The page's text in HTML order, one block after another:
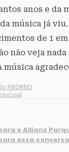
anos e da
música já viu.
de 1
não veja
música
RBDRBD
Email
o Allianz
essa conversa